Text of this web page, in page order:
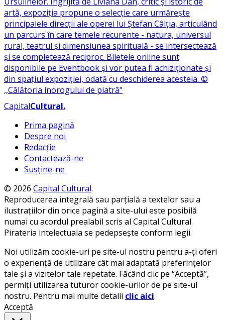
CapitalCultural.
Prima pagină
Despre noi
Redacție
Contactează-ne
Susține-ne
© 2026 Capital Cultural.
Reproducerea integrală sau parțială a textelor sau a
ilustrațiilor din orice pagină a site-ului este posibilă
numai cu acordul prealabil scris al Capital Cultural.
Pirateria intelectuala se pedepsește conform legii.
Noi utilizăm cookie-uri pe site-ul nostru pentru a-ți oferi
o experiență de utilizare cât mai adaptată preferințelor
tale și a vizitelor tale repetate. Făcând clic pe “Acceptă”,
permiți utilizarea tuturor cookie-urilor de pe site-ul
nostru. Pentru mai multe detalii clic aici.
Acceptă